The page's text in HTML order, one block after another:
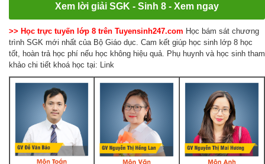
Xem lời giải SGK - Sinh 8 - Xem ngay
>> Học trực tuyến lớp 8 trên Tuyensinh247.com Học bám sát chương
trình SGK mới nhất của Bộ Giáo dục. Cam kết giúp học sinh lớp 8 học
tốt, hoàn trả học phí nếu học không hiệu quả. Phụ huynh và học sinh tham
khảo chi tiết khoá học tại: Link